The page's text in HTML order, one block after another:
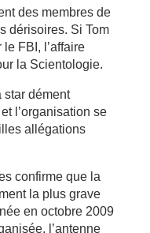
des membres de
dérisoires. Si Tom
FBI, l’affaire
la Scientologie.
star dément
l’organisation se
allégations
confirme que la
la plus grave
en octobre 2009
l’antenne